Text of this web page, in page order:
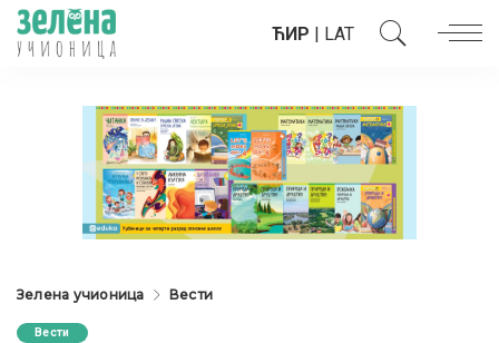
ЋИР | LAT
Зелена учионица Вести
Вести